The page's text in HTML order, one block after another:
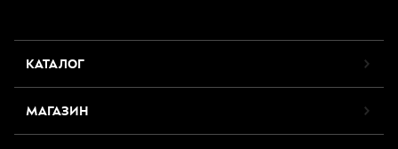
КАТАЛОГ
МАГАЗИН